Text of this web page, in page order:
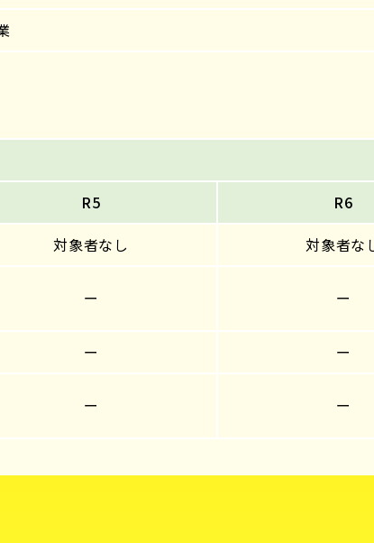
R5
R6
対象者なし 対象者な
ー ー
ー ー
ー ー